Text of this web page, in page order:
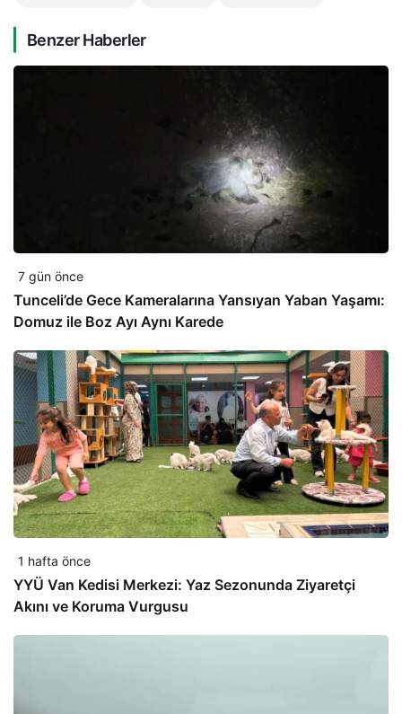
Benzer Haberler
7 gün önce
Tunceli’de Gece Kameralarına Yansıyan Yaban Yaşamı:
Domuz ile Boz Ayı Aynı Karede
1 hafta önce
YYÜ Van Kedisi Merkezi: Yaz Sezonunda Ziyaretçi
Akını ve Koruma Vurgusu